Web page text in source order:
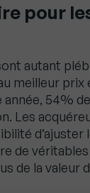
pour
autant
meilleur
54%
Les
de
de la valeur